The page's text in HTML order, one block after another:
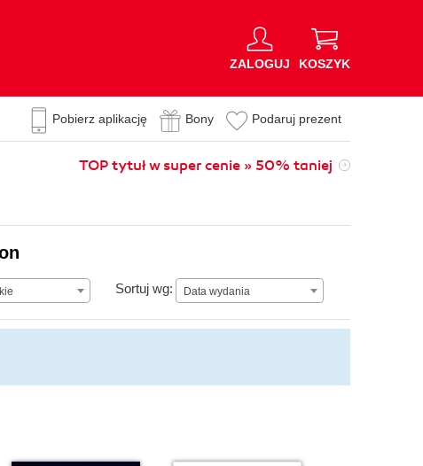
ZALOGUJ KOSZYK
Pobierz aplikację Bony Podaruj prezent
TOP tytuł w super cenie » 50% taniej
Sortuj wg: Data wydania
Data wydania